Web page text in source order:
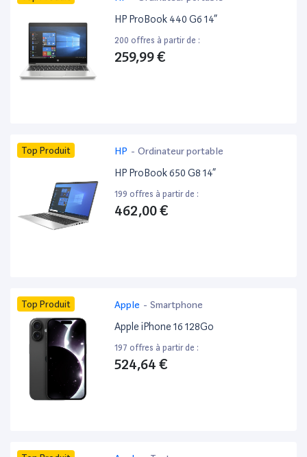
HP ProBook 440 G6 14”
200 offres à partir de :
259,99 €
Top Produit HP - Ordinateur portable
HP ProBook 650 G8 14”
199 offres à partir de :
462,00 €
Top Produit Apple - Smartphone
Apple iPhone 16 128Go
197 offres à partir de :
524,64 €